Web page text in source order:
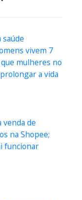
saúde
vivem 7
mulheres no
a vida
venda de
na Shopee;
funcionar